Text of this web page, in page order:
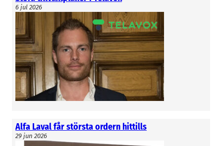
6 jul 2026
Alfa Laval får största ordern hittills
29 jun 2026